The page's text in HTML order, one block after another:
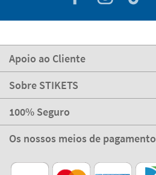
Apoio ao Cliente
Sobre STIKETS
100% Seguro
Os nossos meios de pagamento